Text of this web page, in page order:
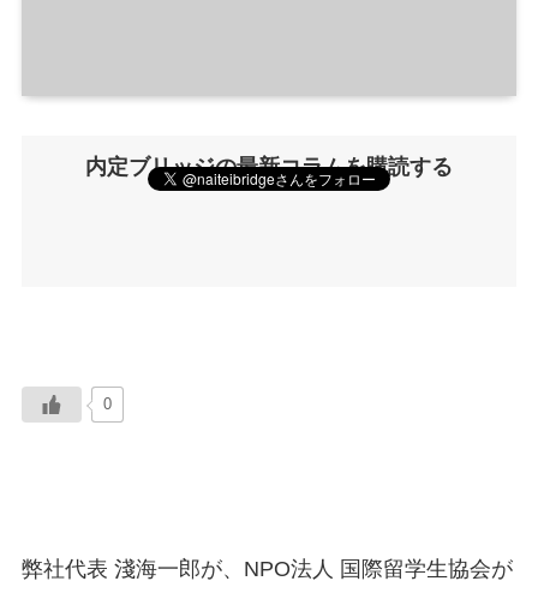
内定ブリッジの最新コラムを購読する
0
弊社代表 淺海一郎が、NPO法人 国際留学生協会が